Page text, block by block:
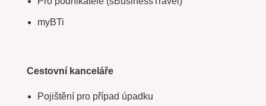
myBTi
Cestovní kanceláře
Pojištění pro případ úpadku